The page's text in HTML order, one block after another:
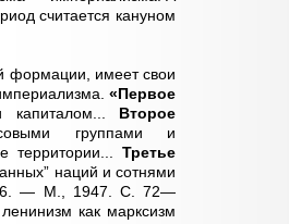
считается кануном
формации, имеет свои
«Первое
Второе
группами и
территории... Третье
наций и сотнями
6. — М., 1947. С. 72—
как марксизм